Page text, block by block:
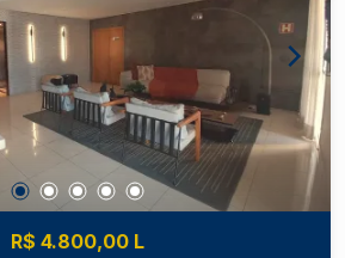
R$ 4.800,00 L